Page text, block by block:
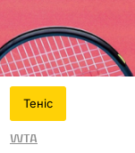
Теніс
WTA